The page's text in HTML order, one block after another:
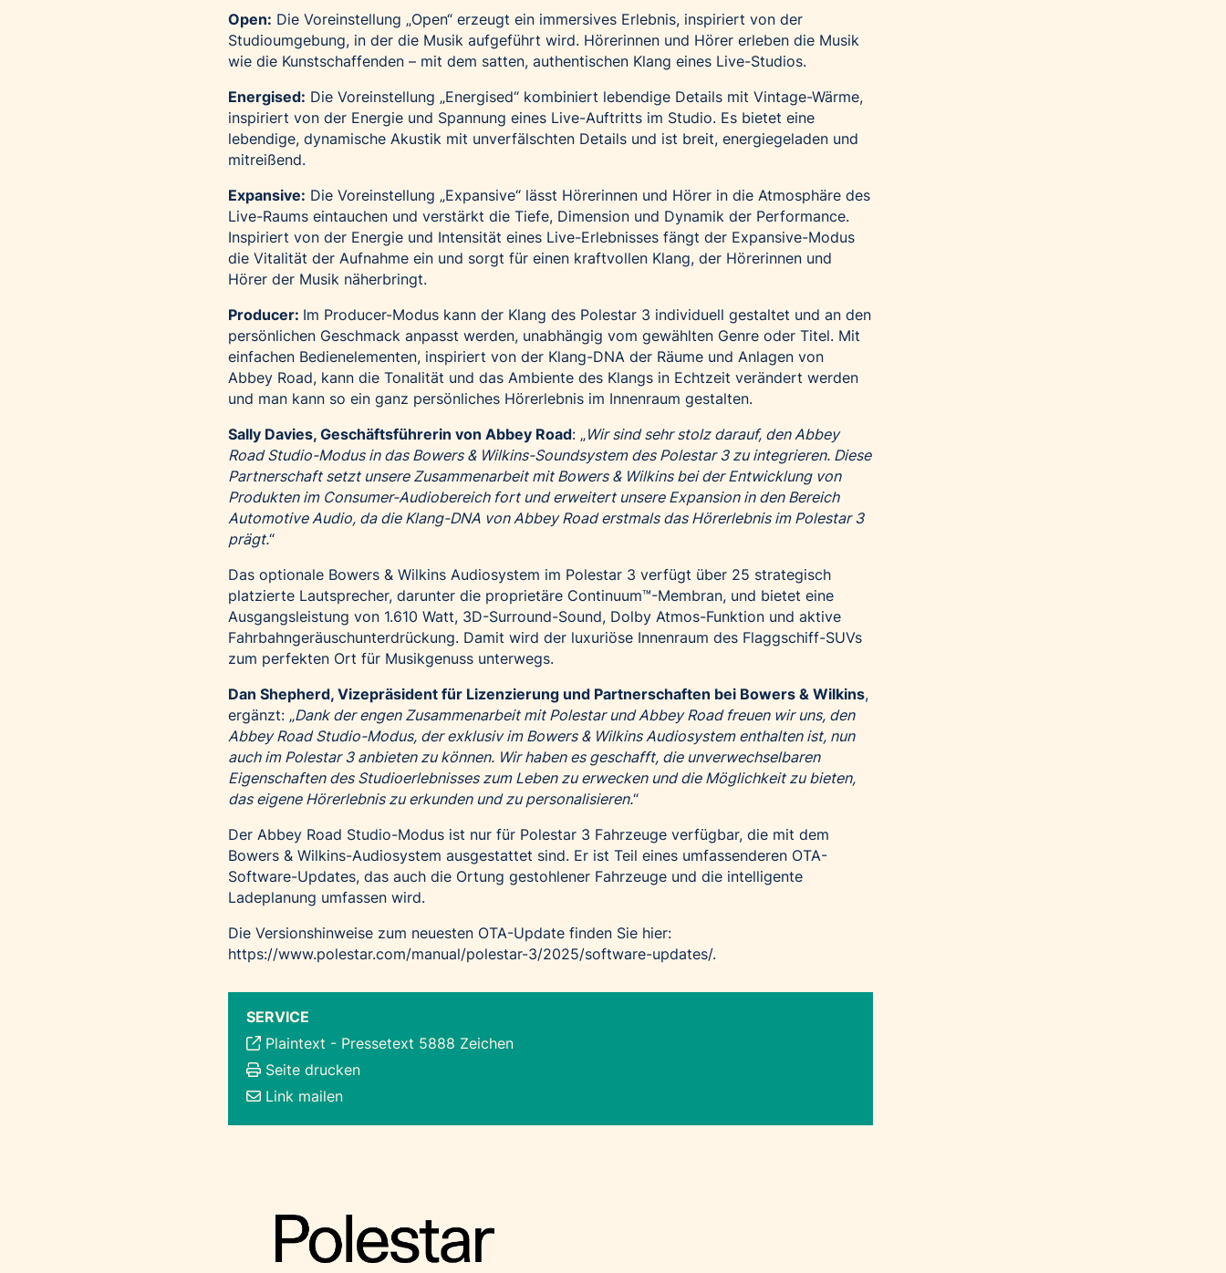
Open: Die Voreinstellung „Open“ erzeugt ein immersives Erlebnis, inspiriert von der
Studioumgebung, in der die Musik aufgeführt wird. Hörerinnen und Hörer erleben die Musik
wie die Kunstschaffenden – mit dem satten, authentischen Klang eines Live-Studios.
Energised: Die Voreinstellung „Energised“ kombiniert lebendige Details mit Vintage-Wärme,
inspiriert von der Energie und Spannung eines Live-Auftritts im Studio. Es bietet eine
lebendige, dynamische Akustik mit unverfälschten Details und ist breit, energiegeladen und
mitreißend.
Expansive: Die Voreinstellung „Expansive“ lässt Hörerinnen und Hörer in die Atmosphäre des
Live-Raums eintauchen und verstärkt die Tiefe, Dimension und Dynamik der Performance.
Inspiriert von der Energie und Intensität eines Live-Erlebnisses fängt der Expansive-Modus
die Vitalität der Aufnahme ein und sorgt für einen kraftvollen Klang, der Hörerinnen und
Hörer der Musik näherbringt.
Producer: Im Producer-Modus kann der Klang des Polestar 3 individuell gestaltet und an den
persönlichen Geschmack anpasst werden, unabhängig vom gewählten Genre oder Titel. Mit
einfachen Bedienelementen, inspiriert von der Klang-DNA der Räume und Anlagen von
Abbey Road, kann die Tonalität und das Ambiente des Klangs in Echtzeit verändert werden
und man kann so ein ganz persönliches Hörerlebnis im Innenraum gestalten.
Sally Davies, Geschäftsführerin von Abbey Road: „Wir sind sehr stolz darauf, den Abbey
Road Studio-Modus in das Bowers & Wilkins-Soundsystem des Polestar 3 zu integrieren. Diese
Partnerschaft setzt unsere Zusammenarbeit mit Bowers & Wilkins bei der Entwicklung von
Produkten im Consumer-Audiobereich fort und erweitert unsere Expansion in den Bereich
Automotive Audio, da die Klang-DNA von Abbey Road erstmals das Hörerlebnis im Polestar 3
prägt.“
Das optionale Bowers & Wilkins Audiosystem im Polestar 3 verfügt über 25 strategisch
platzierte Lautsprecher, darunter die proprietäre Continuum™-Membran, und bietet eine
Ausgangsleistung von 1.610 Watt, 3D-Surround-Sound, Dolby Atmos-Funktion und aktive
Fahrbahngeräuschunterdrückung. Damit wird der luxuriöse Innenraum des Flaggschiff-SUVs
zum perfekten Ort für Musikgenuss unterwegs.
Dan Shepherd, Vizepräsident für Lizenzierung und Partnerschaften bei Bowers & Wilkins,
ergänzt: „Dank der engen Zusammenarbeit mit Polestar und Abbey Road freuen wir uns, den
Abbey Road Studio-Modus, der exklusiv im Bowers & Wilkins Audiosystem enthalten ist, nun
auch im Polestar 3 anbieten zu können. Wir haben es geschafft, die unverwechselbaren
Eigenschaften des Studioerlebnisses zum Leben zu erwecken und die Möglichkeit zu bieten,
das eigene Hörerlebnis zu erkunden und zu personalisieren.“
Der Abbey Road Studio-Modus ist nur für Polestar 3 Fahrzeuge verfügbar, die mit dem
Bowers & Wilkins-Audiosystem ausgestattet sind. Er ist Teil eines umfassenderen OTA-
Software-Updates, das auch die Ortung gestohlener Fahrzeuge und die intelligente
Ladeplanung umfassen wird.
Die Versionshinweise zum neuesten OTA-Update finden Sie hier:
https://www.polestar.com/manual/polestar-3/2025/software-updates/.
SERVICE
Plaintext - Pressetext 5888 Zeichen
Seite drucken
Link mailen